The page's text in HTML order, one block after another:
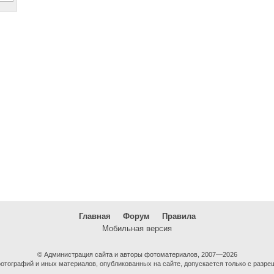
Главная Форум
Правила
Мобильная версия
© Администрация сайта и авторы фотоматериалов, 2007—2026
и иных материалов, опубликованных на сайте, допускается только с